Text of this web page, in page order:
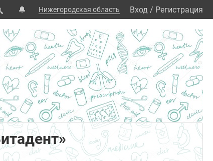
🔔 Нижегородская область Вход / Регистрация